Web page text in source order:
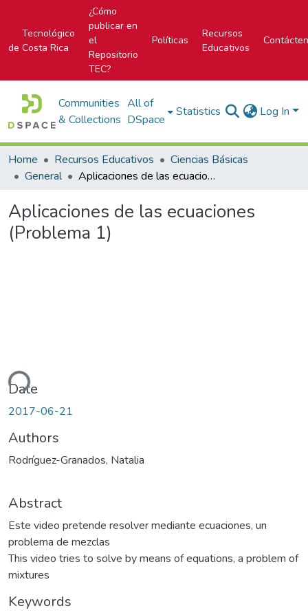
Tecnológico
de Costa Rica
¿Cómo
publicar en
el
Repositorio
TEC?
Políticas
Recursos
Educativos
Communities
& Collections
All of
DSpace
Statistics Log In
Home Recursos Educativos
Ciencias Básicas
General
Aplicaciones de las ecuaciones (Problema 1)
Aplicaciones de las ecuaciones
(Problema 1)
Date
2017-06-21
Authors
Rodríguez-Granados, Natalia
Abstract
Este video pretende resolver mediante ecuaciones, un
problema de mezclas
This video tries to solve by means of equations, a problem of
mixtures
Keywords